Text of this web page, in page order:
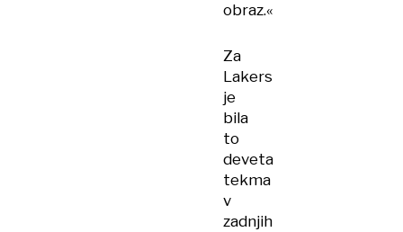
obraz.«
Za
Lakers
je
bila
to
deveta
tekma
v
zadnjih